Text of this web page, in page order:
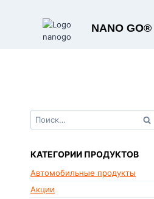
содержимому
NANO GO®
Найти:
КАТЕГОРИИ ПРОДУКТОВ
Автомобильные продукты
Акции